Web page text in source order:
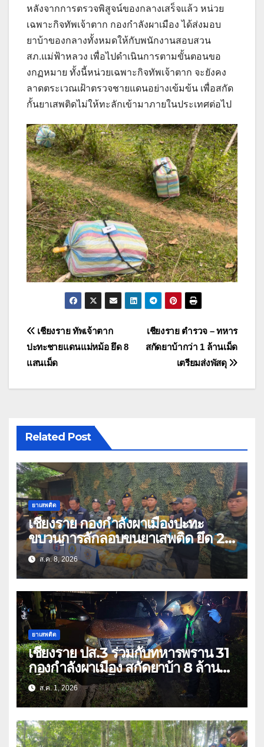
หลังจากการตรวจพิสูจน์ของกลางเสร็จแล้ว หน่วย
เฉพาะกิจทัพเจ้าตาก กองกำลังผาเมือง ได้ส่งมอบ
ยาบ้าของกลางทั้งหมดให้กับพนักงานสอบสวน
สภ.แม่ฟ้าหลวง เพื่อไปดำเนินการตามขั้นตอนขอ
งกฏหมาย ทั้งนี้หน่วยเฉพาะกิจทัพเจ้าตาก จะยังคง
ลาดตระเวณเฝ้าตรวจชายแดนอย่างเข้มข้น เพื่อสกัด
กั้นยาเสพติดไม่ให้ทะลักเข้ามาภายในประเทศต่อไป
แนะแนว
เรื่อง
เชียงราย ตำรวจ – ทหาร
สกัดยาบ้ากว่า 1 ล้านเม็ด
เตรียมส่งพัสดุ
เชียงราย ทัพเจ้าตาก
ปะทะชายแดนแม่หม้อ ยึด 8
แสนเม็ด
Related Post
ยาเสพติด
เชียงราย กองกำลังผาเมืองปะทะ
ขบวนการลักลอบขนยาเสพติด ยึด 2
ล้านเม็ด
ส.ค. 8, 2026
ยาเสพติด
เชียงราย ปส.3 ร่วมกับทหารพราน 31
กองกำลังผาเมือง สกัดยาบ้า 8 ล้าน
เม็ด เครือข่าย โล่ง แซ่ลี
ส.ค. 1, 2026